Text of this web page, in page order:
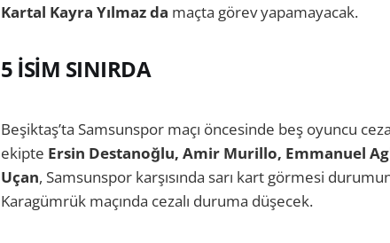
Kartal Kayra Yılmaz da maçta görev yapamayacak.
5 İSİM SINIRDA
Beşiktaş’ta Samsunspor maçı öncesinde beş oyuncu ceza
ekipte Ersin Destanoğlu, Amir Murillo, Emmanuel
Uçan, Samsunspor karşısında sarı kart görmesi
Karagümrük maçında cezalı duruma düşecek.